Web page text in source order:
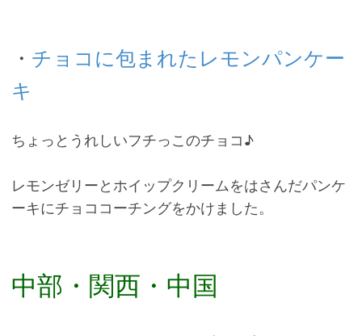
・ チョコに包まれたレモンパンケー
キ
ちょっとうれしいフチっこのチョコ♪
レモンゼリーとホイップクリームをはさんだパンケ
ーキにチョココーチングをかけました。
中部・関西・中国